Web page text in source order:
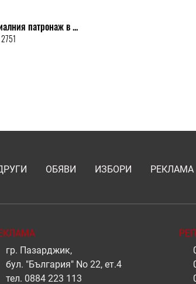
патронаж в ...
2751
ОБЯВИ ИЗБОРИ РЕКЛАМА
гр. Пазарджик,
бул. "България" No 22, ет.4
тел. 0884 223 113